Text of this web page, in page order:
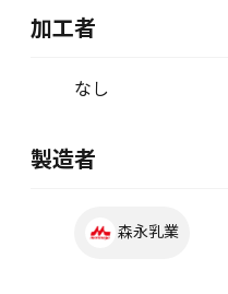
加工者
なし
製造者
森永乳業